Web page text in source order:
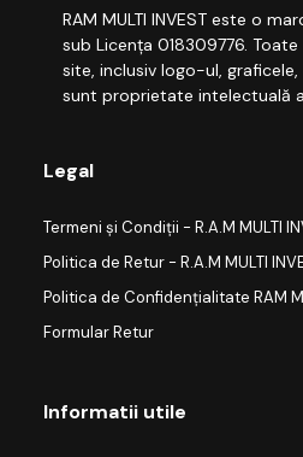
RAM MULTI INVEST este o
sub Licența 018309776.
site, inclusiv logo-ul,
sunt proprietate intelectuală a
Legal
Termeni și Condiții - R.A.M MULTI
Politica de Retur - R.A.M MULTI
Politica de Confidențialitate RAM
Formular Retur
Informatii utile